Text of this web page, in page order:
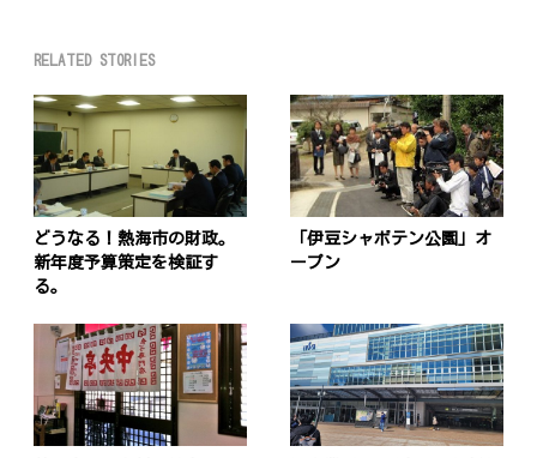
RELATED STORIES
どうなる！熱海市の財政。
新年度予算策定を検証す
る。
「伊豆シャボテン公園」オ
ープン